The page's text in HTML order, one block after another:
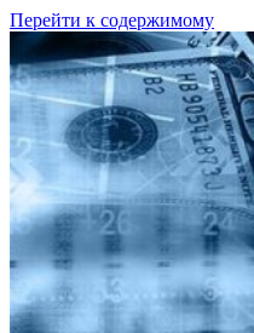
Перейти к содержимому